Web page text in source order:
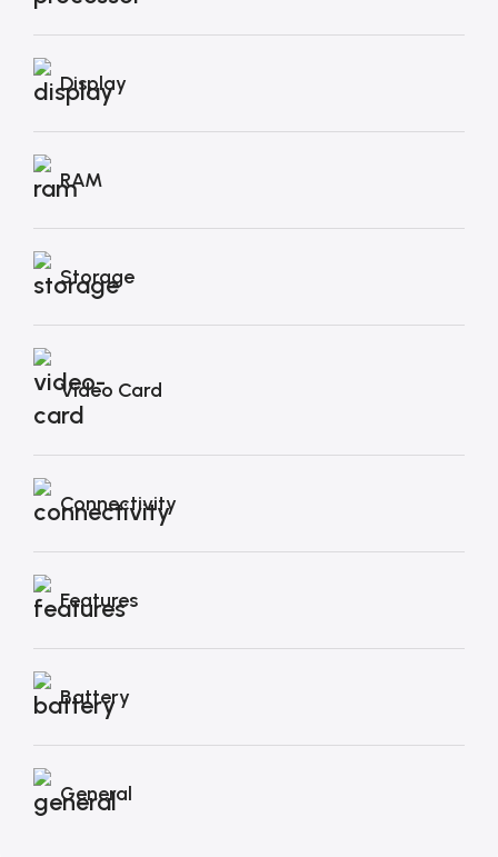
Display
RAM
Storage
Video Card
Connectivity
Features
Battery
General